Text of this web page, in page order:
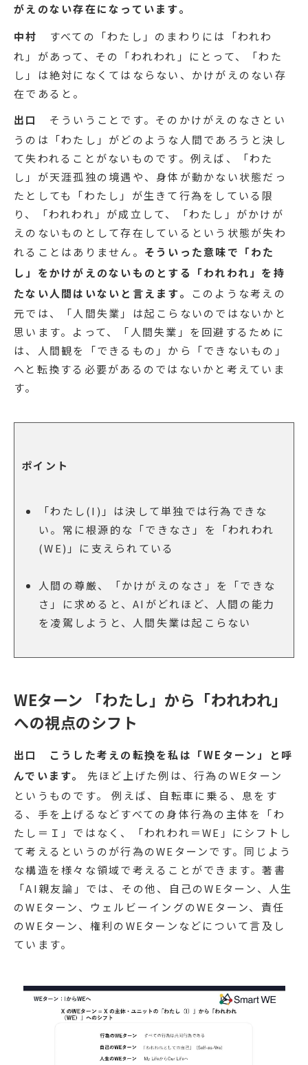
がえのない存在になっています。
中村
すべての「わたし」のまわりには「われわ
れ」があって、その「われわれ」にとって、「わた
し」は絶対になくてはならない、かけがえのない存
在であると。
出口
そういうことです。そのかけがえのなさとい
うのは「わたし」がどのような人間であろうと決し
て失われることがないものです。例えば、「わた
し」が天涯孤独の境遇や、身体が動かない状態だっ
たとしても「わたし」が生きて行為をしている限
り、「われわれ」が成立して、「わたし」がかけが
えのないものとして存在しているという状態が失わ
れることはありません。 そういった意味で「わた
し」をかけがえのないものとする「われわれ」を持
たない人間はいないと言えます。
このような考えの
元では、「人間失業」は起こらないのではないかと
思います。よって、「人間失業」を回避するために
は、人間観を「できるもの」から「できないもの」
へと転換する必要があるのではないかと考えていま
す。
ポイント
「わたし(I)」は決して単独では行為できな
い。常に根源的な「できなさ」を「われわれ
(WE)」に支えられている
人間の尊厳、「かけがえのなさ」を「できな
さ」に求めると、AIがどれほど、人間の能力
を凌駕しようと、人間失業は起こらない
WEターン 「わたし」から「われわれ」
への視点のシフト
出口
こうした考えの転換を私は「WEターン」と呼
んでいます。
先ほど上げた例は、行為のWEターン
というものです。 例えば、自転車に乗る、息をす
る、手を上げるなどすべての身体行為の主体を「わ
たし＝Ｉ」ではなく、「われわれ＝WE」にシフトし
て考えるというのが行為のWEターンです。同じよう
な構造を様々な領域で考えることができます。著書
「AI親友論」では、その他、自己のWEターン、人生
のWEターン、ウェルビーイングのWEターン、責任
のWEターン、権利のWEターンなどについて言及し
ています。